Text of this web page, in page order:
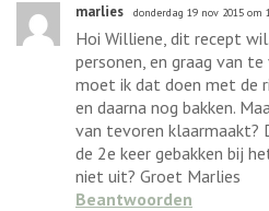
marlies donderdag 19 nov 2015 om
Hoi Williene, dit recept
personen, en graag van
moet ik dat doen met de
en daarna nog bakken.
van tevoren
de 2e keer gebakken bij
niet uit? Groet Marlies
Beantwoorden